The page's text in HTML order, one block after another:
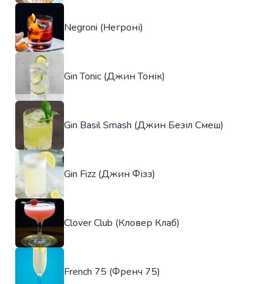
Negroni (Негроні)
Gin Tonic (Джин Тонік)
Gin Basil Smash (Джин Безіл Смеш)
Gin Fizz (Джин Фізз)
Clover Club (Кловер Клаб)
French 75 (Френч 75)